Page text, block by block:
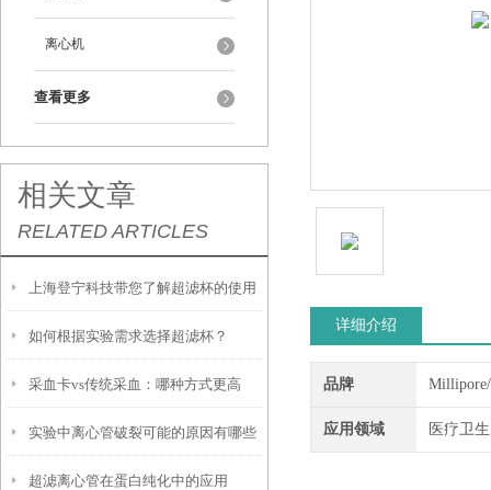
离心机
查看更多
相关文章
RELATED ARTICLES
上海登宁科技带您了解超滤杯的使用
方法
如何根据实验需求选择超滤杯？
采血卡vs传统采血：哪种方式更高
效？
实验中离心管破裂可能的原因有哪些
超滤离心管在蛋白纯化中的应用
详细介绍
品牌
应用领域 医疗卫